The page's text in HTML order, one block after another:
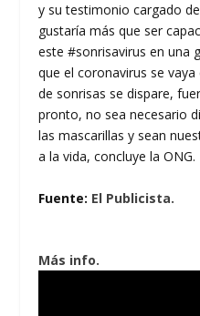
y su testimonio cargado
gustaría más que ser
este #sonrisavirus en una
que el coronavirus se
de sonrisas se dispare,
pronto, no sea necesario
las mascarillas y sean
a la vida, concluye la ONG.
Fuente: El Publicista.
Más info.